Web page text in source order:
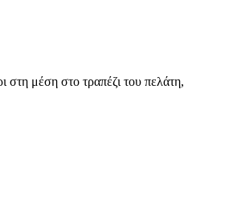
στη μέση στο τραπέζι του πελάτη,